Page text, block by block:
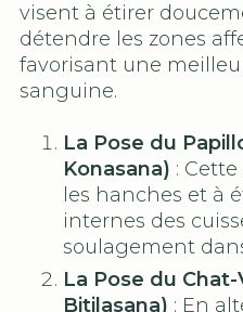
visent à étirer
détendre les zones
favorisant une
sanguine.
La Pose du
Konasana) :
les hanches et à
internes des
soulagement
La Pose du
Bitilasana) : En